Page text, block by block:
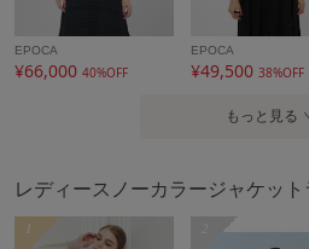
EPOCA
¥66,000 40%OFF
EPOCA
¥49,500 38%OFF
もっと見る
レディースノーカラージャケッ
1